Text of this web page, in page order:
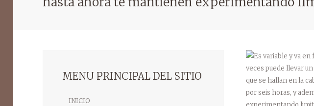
MENU PRINCIPAL DEL SITIO
INICIO